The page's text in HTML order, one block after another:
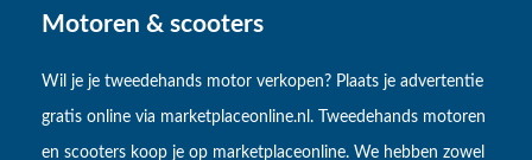
Motoren & scooters
Wil je je tweedehands motor verkopen? Plaats je advertentie
gratis online via marketplaceonline.nl. Tweedehands motoren
en scooters koop je op marketplaceonline. We hebben zowel